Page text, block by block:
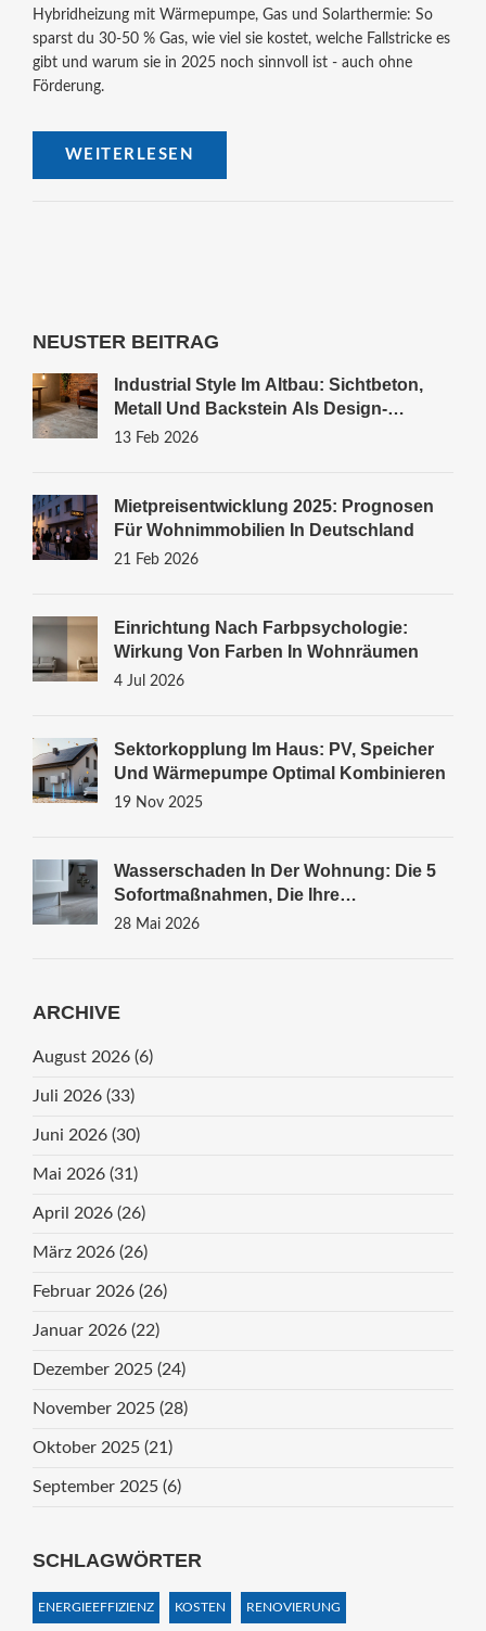
Hybridheizung mit Wärmepumpe, Gas und Solarthermie: So
sparst du 30-50 % Gas, wie viel sie kostet, welche Fallstricke es
gibt und warum sie in 2025 noch sinnvoll ist - auch ohne
Förderung.
WEITERLESEN
NEUSTER BEITRAG
Industrial Style Im Altbau: Sichtbeton,
Metall Und Backstein Als Design-
Elemente
13 Feb 2026
Mietpreisentwicklung 2025: Prognosen
Für Wohnimmobilien In Deutschland
21 Feb 2026
Einrichtung Nach Farbpsychologie:
Wirkung Von Farben In Wohnräumen
4 Jul 2026
Sektorkopplung Im Haus: PV, Speicher
Und Wärmepumpe Optimal Kombinieren
19 Nov 2025
Wasserschaden In Der Wohnung: Die 5
Sofortmaßnahmen, Die Ihre
Versicherung Zahlt
28 Mai 2026
ARCHIVE
August 2026 (6)
Juli 2026 (33)
Juni 2026 (30)
Mai 2026 (31)
April 2026 (26)
März 2026 (26)
Februar 2026 (26)
Januar 2026 (22)
Dezember 2025 (24)
November 2025 (28)
Oktober 2025 (21)
September 2025 (6)
SCHLAGWÖRTER
ENERGIEEFFIZIENZ KOSTEN RENOVIERUNG